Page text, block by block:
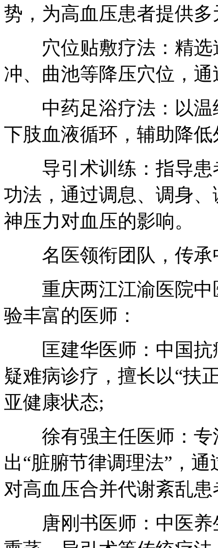
势，为高血压患者提供
穴位贴敷疗法：精选
冲、曲池等降压穴位，
中药足浴疗法：以温
下肢血液循环，辅助降
导引术训练：指导患
功法，通过调息、调身
神压力对血压的影响。
名医领衔团队，传承
重庆两江江渝医院中
验丰富的医师：
匡建华医师：中国抗
疑难病诊疗，擅长以“扶
亚健康状态;
徐有强主任医师：专
出“脏腑节律调理法”，
对高血压合并代谢紊乱
唐刚书医师：中医养